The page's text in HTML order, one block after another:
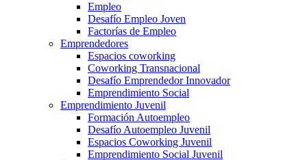
Empleo
Desafío Empleo Joven
Factorías de Empleo
Emprendedores
Espacios coworking
Coworking Transnacional
Desafío Emprendedor Innovador
Emprendimiento Social
Emprendimiento Juvenil
Formación Autoempleo
Desafío Autoempleo Juvenil
Espacios Coworking Juvenil
Emprendimiento Social Juvenil